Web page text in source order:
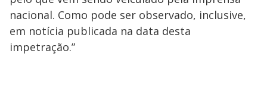
nacional. Como pode ser observado, inclusive,
em notícia publicada na data desta
impetração.”